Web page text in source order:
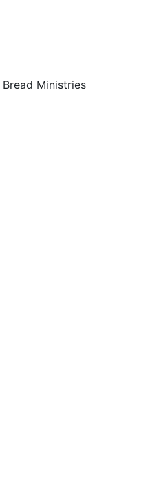
Ministries